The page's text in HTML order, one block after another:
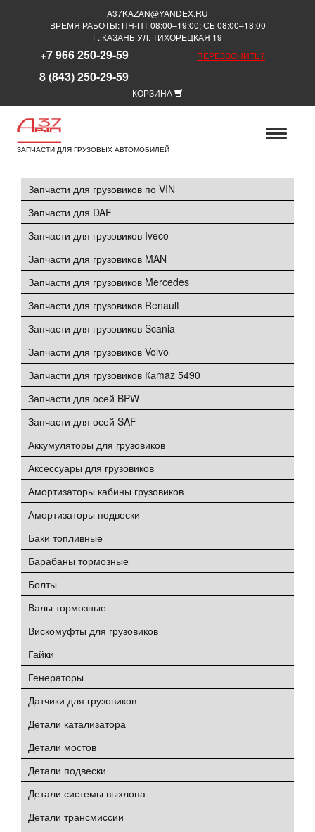
A37KAZAN@YANDEX.RU
ВРЕМЯ РАБОТЫ: ПН-ПТ 08:00–19:00; СБ 08:00–18:00
Г. КАЗАНЬ УЛ. ТИХОРЕЦКАЯ 19
+7 966 250-29-59
8 (843) 250-29-59
ПЕРЕЗВОНИТЬ?
КОРЗИНА
ЗАПЧАСТИ ДЛЯ ГРУЗОВЫХ АВТОМОБИЛЕЙ
Запчасти для грузовиков по VIN
Запчасти для DAF
Запчасти для грузовиков Iveco
Запчасти для грузовиков MAN
Запчасти для грузовиков Mercedes
Запчасти для грузовиков Renault
Запчасти для грузовиков Scania
Запчасти для грузовиков Volvo
Запчасти для грузовиков Каmaz 5490
Запчасти для осей BPW
Запчасти для осей SAF
Аккумуляторы для грузовиков
Аксессуары для грузовиков
Амортизаторы кабины грузовиков
Амортизаторы подвески
Баки топливные
Барабаны тормозные
Болты
Валы тормозные
Вискомуфты для грузовиков
Гайки
Генераторы
Датчики для грузовиков
Детали катализатора
Детали мостов
Детали подвески
Детали системы выхлопа
Детали трансмиссии